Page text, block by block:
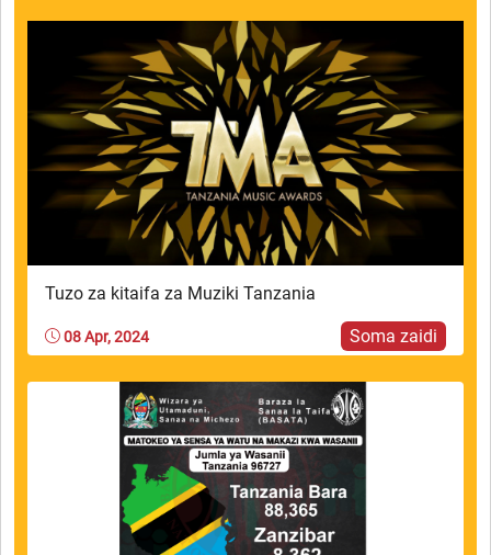
Tuzo za kitaifa za Muziki Tanzania
08 Apr, 2024 Soma zaidi